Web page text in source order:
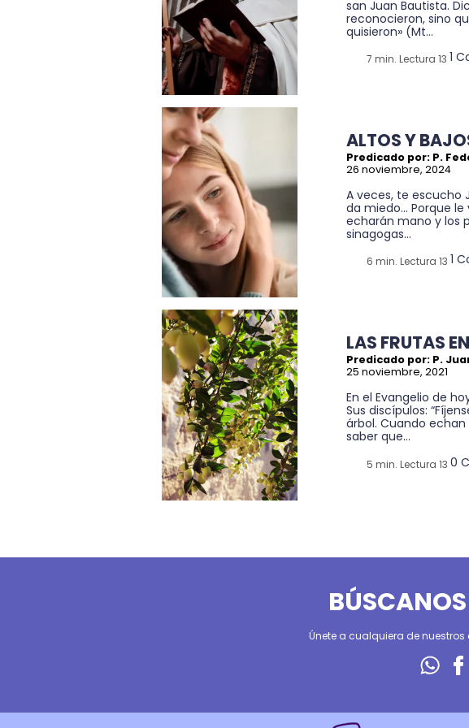
san Juan Bautista.
reconocieron, sino
quisieron» (Mt...
7 min. Lectura 13 1
ALTOS Y
Predicado por: P.
26 noviembre, 2024
A veces, te escucho
da miedo… Porque le
echarán mano y los
sinagogas...
6 min. Lectura 13 1
LAS FRUTAS
Predicado por: P.
25 noviembre, 2021
En el Evangelio de
Sus discípulos:
árbol. Cuando
saber que...
5 min. Lectura 13 0
Únete a cualquiera de